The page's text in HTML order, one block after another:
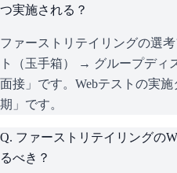
つ実施される？
ファーストリテイリングの選
ト（玉手箱） → グループデ
面接」です。Webテストの実
期」です。
Q. ファーストリテイリングの
るべき？